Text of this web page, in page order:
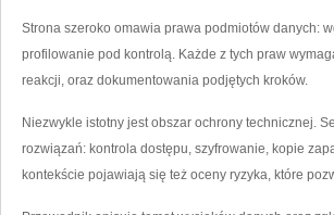
Strona szeroko omawia prawa podmiotów danych:
profilowanie pod kontrolą. Każde z tych praw
reakcji, oraz dokumentowania podjętych kroków.
Niezwykle istotny jest obszar ochrony technicznej.
rozwiązań: kontrola dostępu, szyfrowanie, kopie
kontekście pojawiają się też oceny ryzyka, które